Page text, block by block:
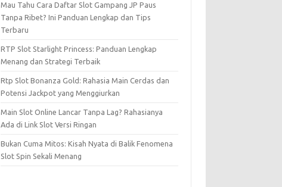
Mau Tahu Cara Daftar Slot Gampang JP Paus
Tanpa Ribet? Ini Panduan Lengkap dan Tips
Terbaru
RTP Slot Starlight Princess: Panduan Lengkap
Menang dan Strategi Terbaik
Rtp Slot Bonanza Gold: Rahasia Main Cerdas dan
Potensi Jackpot yang Menggiurkan
Main Slot Online Lancar Tanpa Lag? Rahasianya
Ada di Link Slot Versi Ringan
Bukan Cuma Mitos: Kisah Nyata di Balik Fenomena
Slot Spin Sekali Menang